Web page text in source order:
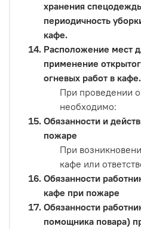
хранения
периодичность
кафе.
Расположение мест
применение
огневых работ в кафе.
При проведении
необходимо:
Обязанности и
пожаре
При
кафе или
Обязанности
кафе при пожаре
Обязанности
помощника повара)